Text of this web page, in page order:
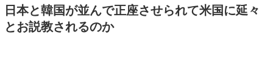
日本と韓国が並んで正座させられて米国に延々
とお説教されるのか